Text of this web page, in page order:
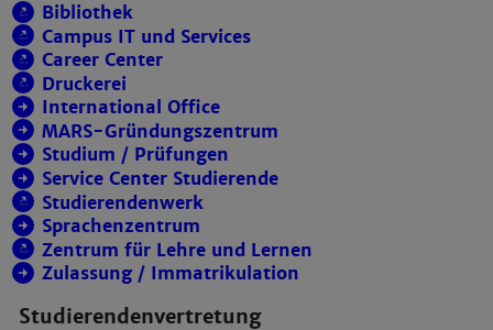
Bibliothek
Campus IT und Services
Career Center
Druckerei
International Office
MARS-Gründungszentrum
Studium / Prüfungen
Service Center Studierende
Studierendenwerk
Sprachenzentrum
Zentrum für Lehre und Lernen
Zulassung / Immatrikulation
Studierendenvertretung